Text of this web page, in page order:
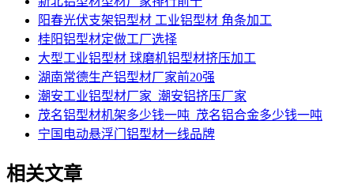
阳春光伏支架铝型材 工业铝型材 角条加工
桂阳铝型材定做工厂选择
大型工业铝型材 球磨机铝型材挤压加工
湖南常德生产铝型材厂家前20强
潮安工业铝型材厂家_潮安铝挤压厂家
茂名铝型材机架多少钱一吨_茂名铝合金多少钱一吨
宁国电动悬浮门铝型材一线品牌
相关文章